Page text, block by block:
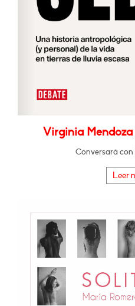
Virginia Mendoza
Conversará con
Leer